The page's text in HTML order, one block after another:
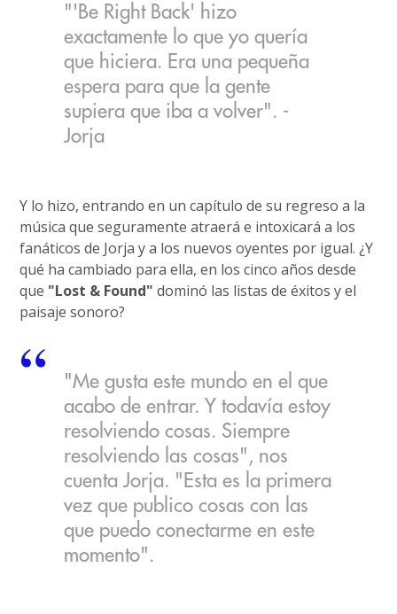
"'Be Right Back' hizo
exactamente lo que yo quería
que hiciera. Era una pequeña
espera para que la gente
supiera que iba a volver". -
Jorja
Y lo hizo, entrando en un capítulo de su regreso a la
música que seguramente atraerá e intoxicará a los
fanáticos de Jorja y a los nuevos oyentes por igual. ¿Y
qué ha cambiado para ella, en los cinco años desde
que "Lost & Found" dominó las listas de éxitos y el
paisaje sonoro?
"Me gusta este mundo en el que
acabo de entrar. Y todavía estoy
resolviendo cosas. Siempre
resolviendo las cosas", nos
cuenta Jorja. "Esta es la primera
vez que publico cosas con las
que puedo conectarme en este
momento".